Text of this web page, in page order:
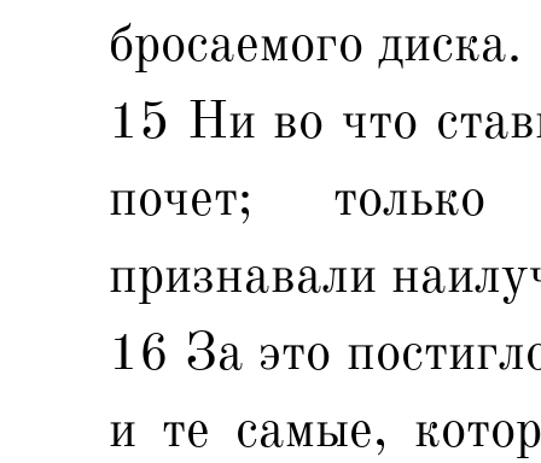
бросаемого диска.
15 Ни во что
почет; только
признавали
16 За это
и те самые,